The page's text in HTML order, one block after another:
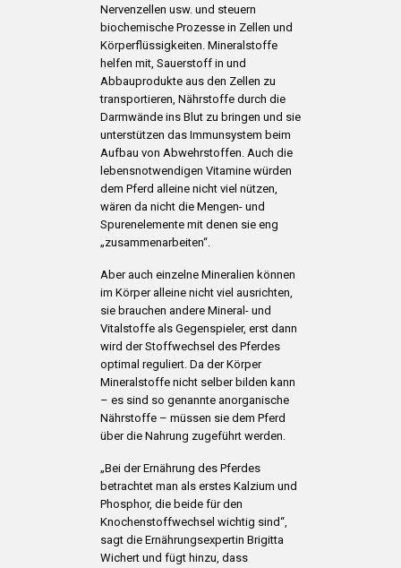
Nervenzellen usw. und steuern
biochemische Prozesse in Zellen und
Körperflüssigkeiten. Mineralstoffe
helfen mit, Sauerstoff in und
Abbauprodukte aus den Zellen zu
transportieren, Nährstoffe durch die
Darmwände ins Blut zu bringen und sie
unterstützen das Immunsystem beim
Aufbau von Abwehrstoffen. Auch die
lebensnotwendigen Vitamine würden
dem Pferd alleine nicht viel nützen,
wären da nicht die Mengen- und
Spurenelemente mit denen sie eng
„zusammenarbeiten“.
Aber auch einzelne Mineralien können
im Körper alleine nicht viel ausrichten,
sie brauchen andere Mineral- und
Vitalstoffe als Gegenspieler, erst dann
wird der Stoffwechsel des Pferdes
optimal reguliert. Da der Körper
Mineralstoffe nicht selber bilden kann
– es sind so genannte anorganische
Nährstoffe – müssen sie dem Pferd
über die Nahrung zugeführt werden.
„Bei der Ernährung des Pferdes
betrachtet man als erstes Kalzium und
Phosphor, die beide für den
Knochenstoffwechsel wichtig sind“,
sagt die Ernährungsexpertin Brigitta
Wichert und fügt hinzu, dass